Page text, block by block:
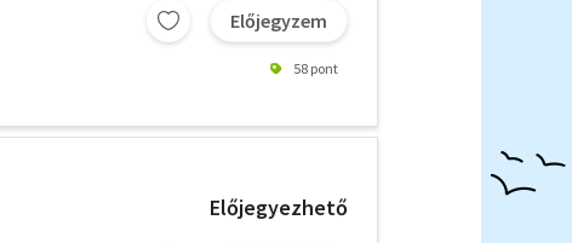
Előjegyzem
58 pont
Előjegyezhető